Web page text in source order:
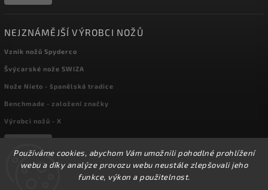
Používáme cookies, abychom Vám umožnili pohodlné prohlížení
webu a díky analýze provozu webu neustále zlepšovali jeho
funkce, výkon a použitelnost.
☀️Ve dnech 3-14.8 2026 máme zavřeno z důvodu
NEJZNÁMĚJŠÍ VÝROBCI NOŽŮ
Vznik nožů Spyderco
Švýcarské nože SWIZA
Nože Nieto - španělská tradice
Benchmade - založení značky
Výrobci nožů - X
kapesni-noze.cz